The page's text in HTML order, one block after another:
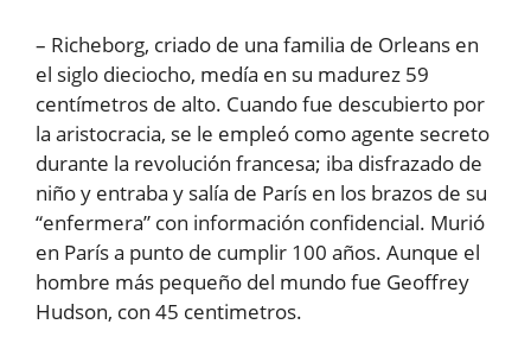
– Richeborg, criado de una familia de Orleans en
el siglo dieciocho, medía en su madurez 59
centímetros de alto. Cuando fue descubierto por
la aristocracia, se le empleó como agente secreto
durante la revolución francesa; iba disfrazado de
niño y entraba y salía de París en los brazos de su
“enfermera” con información confidencial. Murió
en París a punto de cumplir 100 años. Aunque el
hombre más pequeño del mundo fue Geoffrey
Hudson, con 45 centimetros.